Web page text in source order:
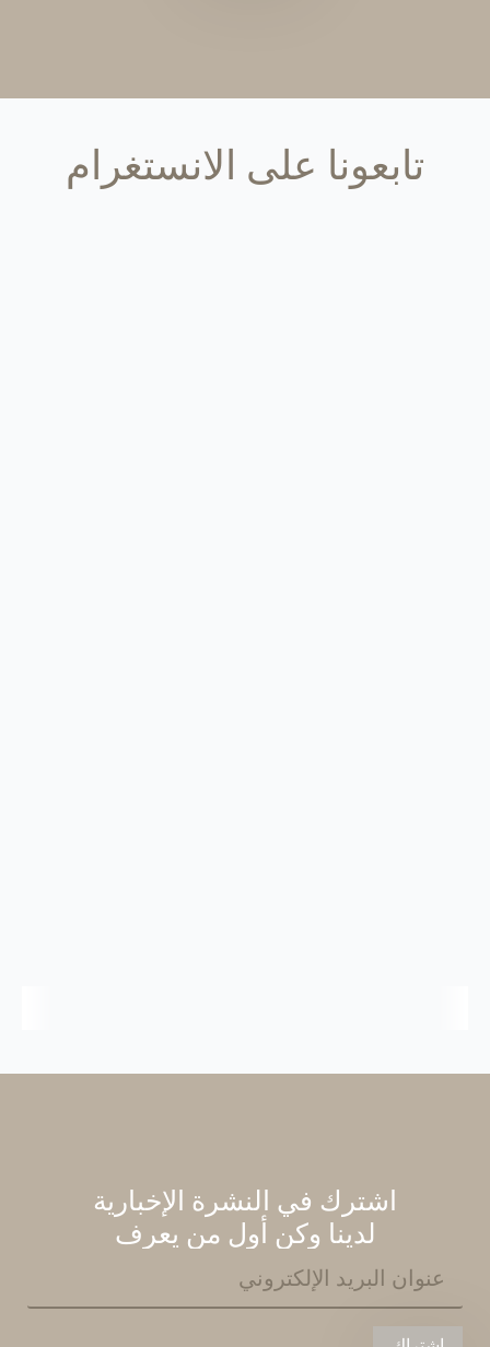
تابعونا على الانستغرام
اشترك في النشرة الإخبارية
لدينا وكن أول من يعرف
إلكتروني
*